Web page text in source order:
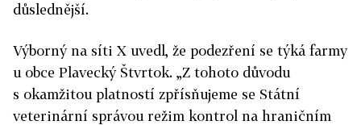
důslednější.
Výborný na síti X uvedl, že podezření se týká farmy
u obce Plavecký Štvrtok. „Z tohoto důvodu
s okamžitou platností zpřísňujeme se Státní
veterinární správou režim kontrol na hraničním